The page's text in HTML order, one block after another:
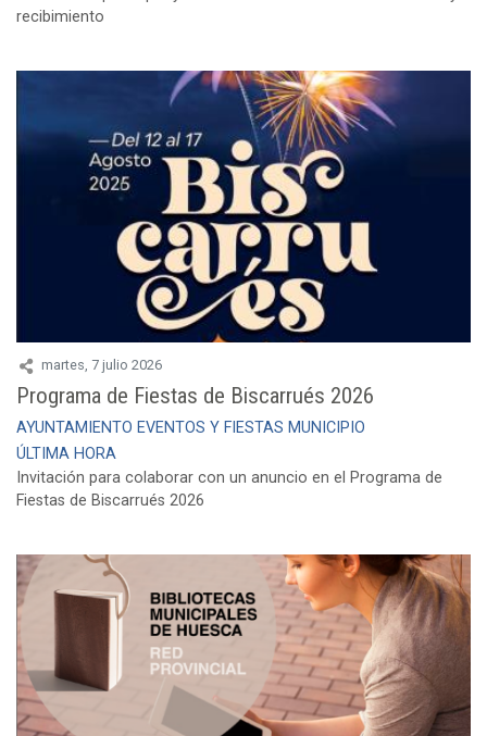
recibimiento
martes, 7 julio 2026
Programa de Fiestas de Biscarrués 2026
AYUNTAMIENTO EVENTOS Y FIESTAS MUNICIPIO
ÚLTIMA HORA
Invitación para colaborar con un anuncio en el Programa de
Fiestas de Biscarrués 2026